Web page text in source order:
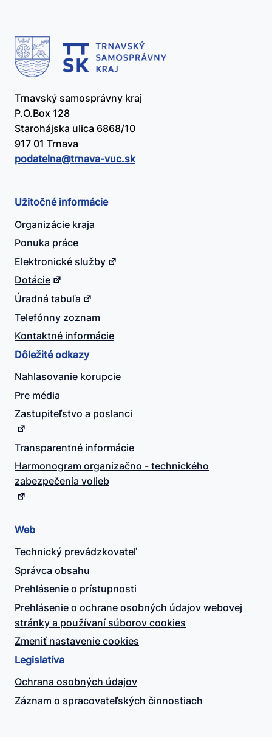
Trnavský samosprávny kraj
P.O.Box 128
Starohájska ulica 6868/10
917 01 Trnava
podatelna@​trnava-vuc.sk
Užitočné informácie
Organizácie kraja
Ponuka práce
Elektronické služby
Dotácie
Úradná tabuľa
Telefónny zoznam
Kontaktné informácie
Dôležité odkazy
Nahlasovanie korupcie
Pre média
Zastupiteľstvo a poslanci
Transparentné informácie
Harmonogram organizačno - technického
zabezpečenia volieb
Web
Technický prevádzkovateľ
Správca obsahu
Prehlásenie o prístupnosti
Prehlásenie o ochrane osobných údajov webovej
stránky a používaní súborov cookies
Zmeniť nastavenie cookies
Legislatíva
Ochrana osobných údajov
Záznam o spracovateľských činnostiach